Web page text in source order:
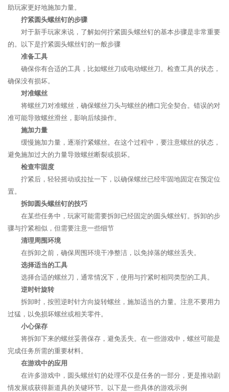
助玩家更好地施加力量。
拧紧圆头螺丝钉的步骤
对于新手玩家来说，了解如何拧紧圆头螺丝钉的基本步骤是非常重要
的。以下是拧紧圆头螺丝钉的一般步骤
准备工具
确保你有合适的工具，比如螺丝刀或电动螺丝刀。检查工具的状态，
确保没有损坏。
对准螺丝
将螺丝刀对准螺丝，确保螺丝刀头与螺丝的槽口完全契合。错误的对
准可能导致螺丝滑丝，影响后续操作。
施加力量
缓慢施加力量，逐渐拧紧螺丝。在这个过程中，要注意螺丝的状态，
避免施加过大的力量导致螺丝断裂或损坏。
检查牢固度
拧紧后，轻轻摇动或拉扯一下，以确保螺丝已经牢固地固定在预定位
置。
拆卸圆头螺丝钉的技巧
在某些任务中，玩家可能需要拆卸已经固定的圆头螺丝钉。拆卸的步
骤与拧紧相似，但需要注意一些细节
清理周围环境
在拆卸之前，确保周围环境干净整洁，以免掉落的螺丝丢失。
选择适当的工具
选择合适的螺丝刀，通常情况下，使用与拧紧时相同类型的工具。
逆时针旋转
拆卸时，按照逆时针方向旋转螺丝，施加适当的力量。注意不要用力
过猛，以免损坏螺丝或相关零件。
小心保存
将拆卸下来的螺丝妥善保存，避免丢失。在一些游戏中，螺丝可能是
完成任务所需的重要材料。
在游戏中的应用
在许多游戏中，圆头螺丝钉的处理不仅是任务的一部分，更是推动剧
情发展或获得新道具的关键环节。以下是一些具体的游戏示例